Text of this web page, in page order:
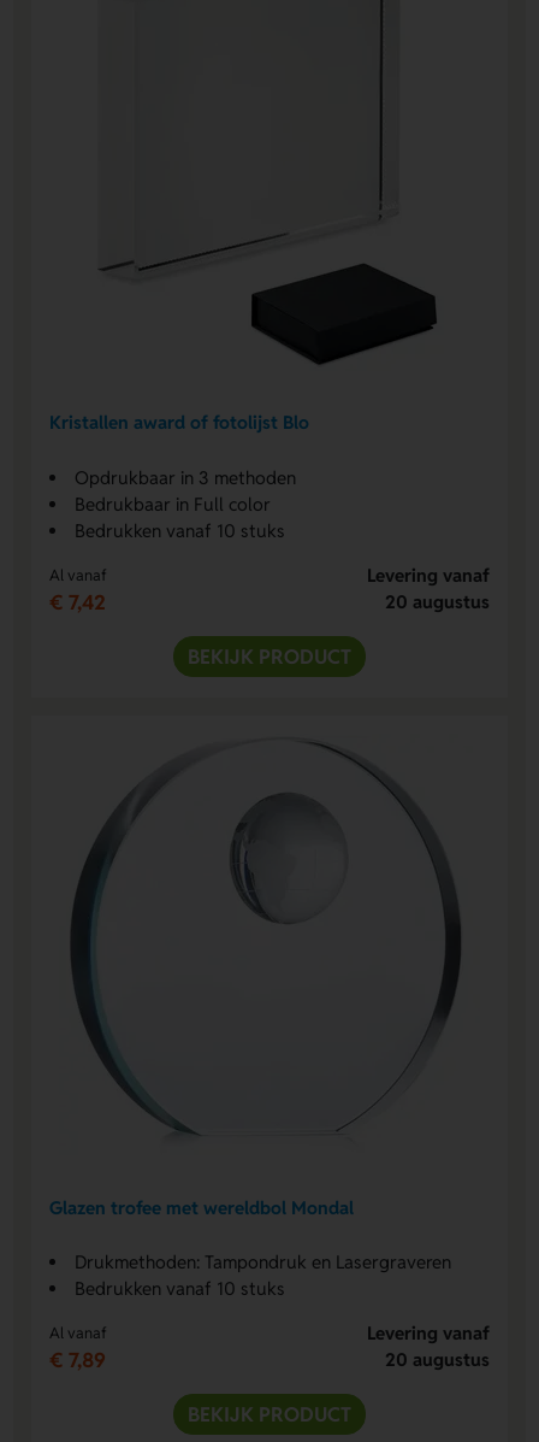
Kristallen award of fotolijst Blo
Opdrukbaar in 3 methoden
Bedrukbaar in Full color
Bedrukken vanaf 10 stuks
Al vanaf
€ 7,42
Levering vanaf
20 augustus
BEKIJK PRODUCT
Glazen trofee met wereldbol Mondal
Drukmethoden: Tampondruk en Lasergraveren
Bedrukken vanaf 10 stuks
Al vanaf
€ 7,89
Levering vanaf
20 augustus
BEKIJK PRODUCT